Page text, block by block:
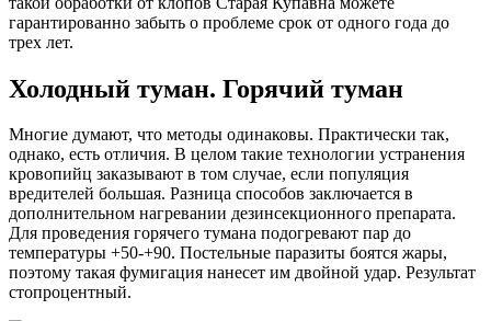
гарантированно забыть о проблеме срок от одного года до
трех лет.
Холодный туман. Горячий туман
Многие думают, что методы одинаковы. Практически так,
однако, есть отличия. В целом такие технологии устранения
кровопийц заказывают в том случае, если популяция
вредителей большая. Разница способов заключается в
дополнительном нагревании дезинсекционного препарата.
Для проведения горячего тумана подогревают пар до
температуры +50-+90. Постельные паразиты боятся жары,
поэтому такая фумигация нанесет им двойной удар. Результат
стопроцентный.